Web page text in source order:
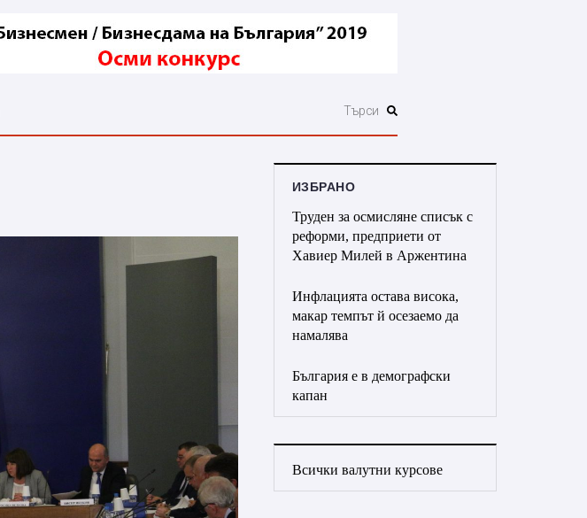
ИЗБРАНО
Труден за осмисляне списък с
реформи, предприети от
Хавиер Милей в Аржентина
Инфлацията остава висока,
макар темпът й осезаемо да
намалява
България е в демографски
капан
Всички валутни курсове